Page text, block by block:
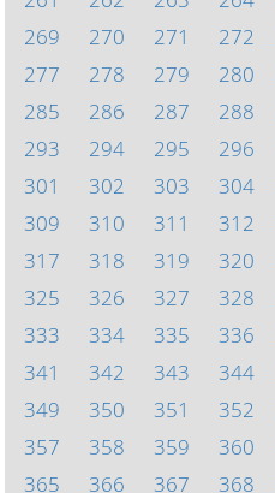
269
270 271 272
277
278 279 280
285
286 287 288
293
294 295 296
301
302 303 304
309
310 311 312
317
318 319 320
325
326 327 328
333
334 335 336
341
342 343 344
349
350 351 352
357
358 359 360
365
366 367 368